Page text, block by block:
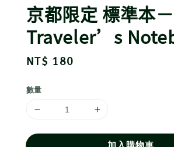
京都限定 標準本－
Traveler’s
Regular
NT$ 180
數量